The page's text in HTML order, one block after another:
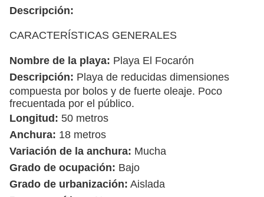
Descripción:
CARACTERÍSTICAS GENERALES
Nombre de la playa: Playa El Focarón
Descripción: Playa de reducidas dimensiones
compuesta por bolos y de fuerte oleaje. Poco
frecuentada por el público.
Longitud: 50 metros
Anchura: 18 metros
Variación de la anchura: Mucha
Grado de ocupación: Bajo
Grado de urbanización: Aislada